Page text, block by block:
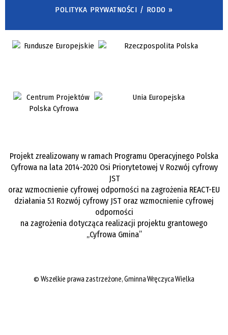
POLITYKA PRYWATNOŚCI / RODO »
Projekt zrealizowany w ramach Programu Operacyjnego Polska
Cyfrowa na lata 2014-2020 Osi Priorytetowej V Rozwój cyfrowy
JST
oraz wzmocnienie cyfrowej odporności na zagrożenia REACT-EU
działania 5.1 Rozwój cyfrowy JST oraz wzmocnienie cyfrowej
odporności
na zagrożenia dotycząca realizacji projektu grantowego
„Cyfrowa Gmina”
© Wszelkie prawa zastrzeżone,Gminna Wręczyca Wielka